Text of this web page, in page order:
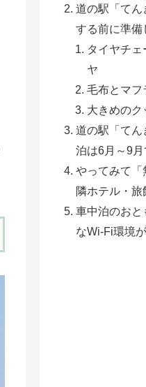
道の駅「てん
する前に準
タイヤチェ
ヤ
毛布とマフ
大きめのク
道の駅「てん
泊は6月～9
やってみて「
隣ホテル・旅
車中泊のおと
なWi-Fi環境